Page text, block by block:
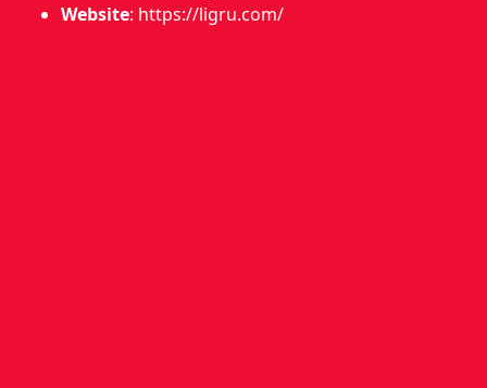
Website: https://ligru.com/